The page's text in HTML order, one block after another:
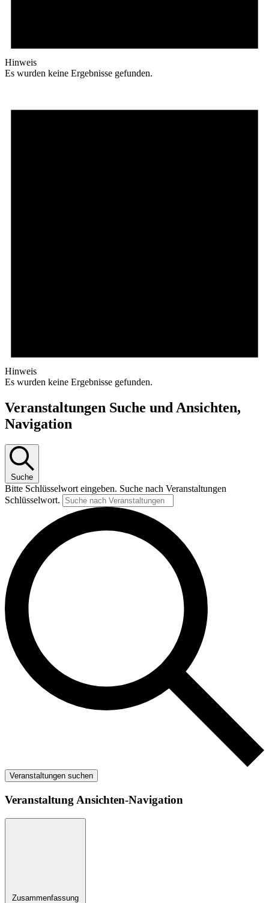
Hinweis
Es wurden keine Ergebnisse gefunden.
Hinweis
Es wurden keine Ergebnisse gefunden.
Veranstaltungen Suche und Ansichten,
Navigation
Suche
Bitte Schlüsselwort eingeben. Suche nach Veranstaltungen
Schlüsselwort.
Veranstaltungen suchen
Veranstaltung Ansichten-Navigation
Zusammenfassung